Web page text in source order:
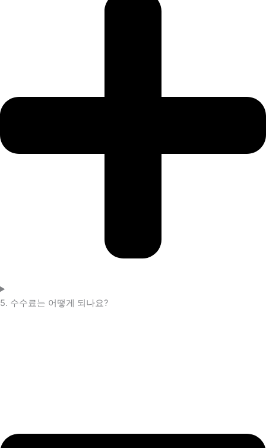
5. 수수료는 어떻게 되나요?